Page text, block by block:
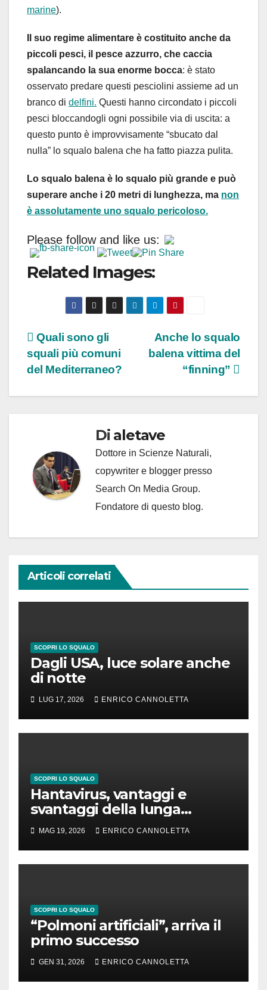
marine).
Il suo regime alimentare è costituito anche da
piccoli pesci, il pesce azzurro, che caccia
spalancando la sua enorme bocca: è stato
osservato predare questi pesciolini assieme ad un
branco di delfini. Questi hanno circondato i piccoli
pesci bloccandogli ogni possibile via di uscita: a
questo punto è improvvisamente “sbucato dal
nulla” lo squalo balena che ha fatto piazza pulita.
Lo squalo balena è lo squalo più grande e può
superare anche i 20 metri di lunghezza, ma non
è assolutamente uno squalo pericoloso.
Please follow and like us:
Related Images:
Navigazione
articoli
Anche lo squalo
balena vittima del
“finning”
Quali sono gli
squali più comuni
del Mediterraneo?
Di aletave
Dottore in Scienze Naturali,
copywriter e blogger presso
Search On Media Group.
Fondatore di questo blog.
Articoli correlati
SCOPRI LO SQUALO
Dagli USA, luce solare anche
di notte
LUG 17, 2026 ENRICO CANNOLETTA
SCOPRI LO SQUALO
Hantavirus, vantaggi e
svantaggi della lunga
incubazione
MAG 19, 2026 ENRICO CANNOLETTA
SCOPRI LO SQUALO
“Polmoni artificiali”, arriva il
primo successo
GEN 31, 2026 ENRICO CANNOLETTA